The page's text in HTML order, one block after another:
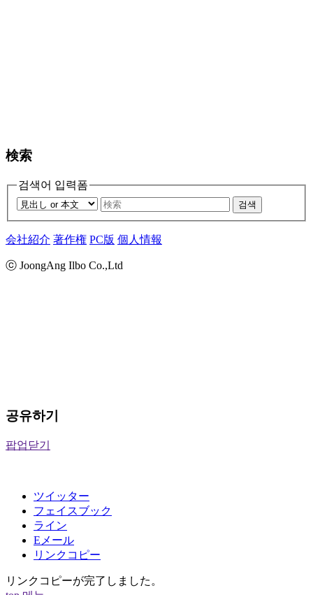
検索
검색어 입력폼
검색
会社紹介 著作権 PC版 個人情報
ⓒ JoongAng Ilbo Co.,Ltd
공유하기
팝업닫기
ツイッター
フェイスブック
ライン
Eメール
リンクコピー
リンクコピーが完了しました。